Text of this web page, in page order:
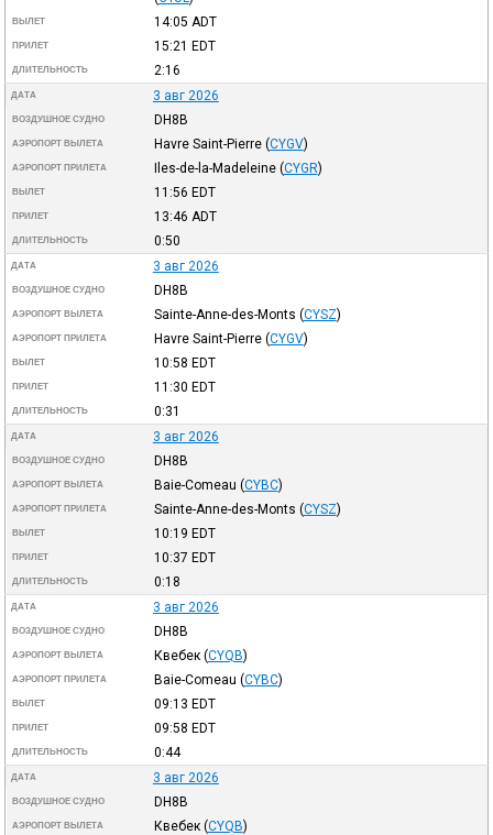
ВЫЛЕТ 14:05 ADT
ПРИЛЕТ 15:21 EDT
ДЛИТЕЛЬНОСТЬ 2:16
ДАТА 3 авг 2026
ВОЗДУШНОЕ СУДНО DH8B
АЭРОПОРТ ВЫЛЕТА Havre Saint-Pierre (CYGV)
АЭРОПОРТ ПРИЛЕТА Iles-de-la-Madeleine (CYGR)
ВЫЛЕТ 11:56 EDT
ПРИЛЕТ 13:46 ADT
ДЛИТЕЛЬНОСТЬ 0:50
ДАТА 3 авг 2026
ВОЗДУШНОЕ СУДНО DH8B
АЭРОПОРТ ВЫЛЕТА Sainte-Anne-des-Monts (CYSZ)
АЭРОПОРТ ПРИЛЕТА Havre Saint-Pierre (CYGV)
ВЫЛЕТ 10:58 EDT
ПРИЛЕТ 11:30 EDT
ДЛИТЕЛЬНОСТЬ 0:31
ДАТА 3 авг 2026
ВОЗДУШНОЕ СУДНО DH8B
АЭРОПОРТ ВЫЛЕТА Baie-Comeau (CYBC)
АЭРОПОРТ ПРИЛЕТА Sainte-Anne-des-Monts (CYSZ)
ВЫЛЕТ 10:19 EDT
ПРИЛЕТ 10:37 EDT
ДЛИТЕЛЬНОСТЬ 0:18
ДАТА 3 авг 2026
ВОЗДУШНОЕ СУДНО DH8B
АЭРОПОРТ ВЫЛЕТА Квебек (CYQB)
АЭРОПОРТ ПРИЛЕТА Baie-Comeau (CYBC)
ВЫЛЕТ 09:13 EDT
ПРИЛЕТ 09:58 EDT
ДЛИТЕЛЬНОСТЬ 0:44
ДАТА 3 авг 2026
ВОЗДУШНОЕ СУДНО DH8B
АЭРОПОРТ ВЫЛЕТА Квебек (CYQB)